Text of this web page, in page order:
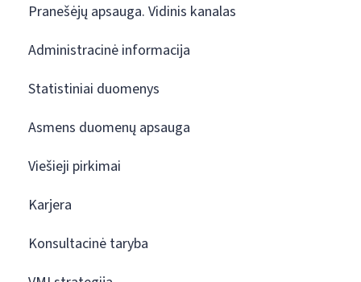
Pranešėjų apsauga. Vidinis kanalas
Administracinė informacija
Statistiniai duomenys
Asmens duomenų apsauga
Viešieji pirkimai
Karjera
Konsultacinė taryba